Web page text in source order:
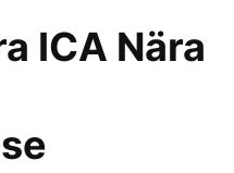
ICA Nära